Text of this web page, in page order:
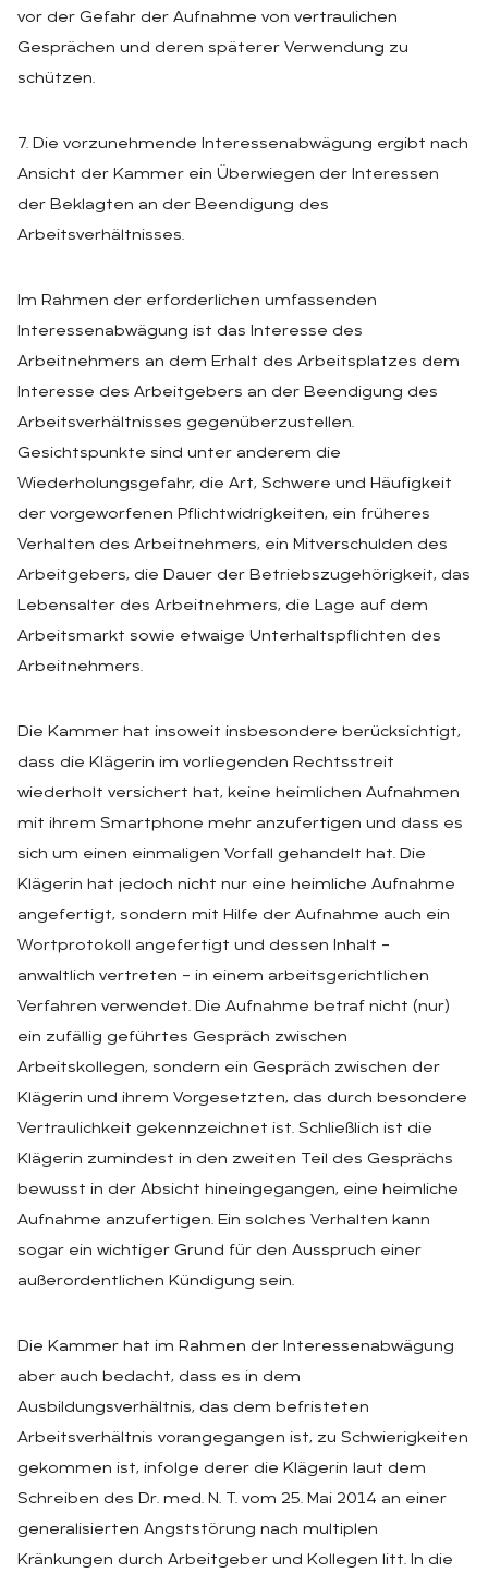
vor der Gefahr der Aufnahme von vertraulichen
Gesprächen und deren späterer Verwendung zu
schützen.
7. Die vorzunehmende Interessenabwägung ergibt nach
Ansicht der Kammer ein Überwiegen der Interessen
der Beklagten an der Beendigung des
Arbeitsverhältnisses.
Im Rahmen der erforderlichen umfassenden
Interessenabwägung ist das Interesse des
Arbeitnehmers an dem Erhalt des Arbeitsplatzes dem
Interesse des Arbeitgebers an der Beendigung des
Arbeitsverhältnisses gegenüberzustellen.
Gesichtspunkte sind unter anderem die
Wiederholungsgefahr, die Art, Schwere und Häufigkeit
der vorgeworfenen Pflichtwidrigkeiten, ein früheres
Verhalten des Arbeitnehmers, ein Mitverschulden des
Arbeitgebers, die Dauer der Betriebszugehörigkeit, das
Lebensalter des Arbeitnehmers, die Lage auf dem
Arbeitsmarkt sowie etwaige Unterhaltspflichten des
Arbeitnehmers.
Die Kammer hat insoweit insbesondere berücksichtigt,
dass die Klägerin im vorliegenden Rechtsstreit
wiederholt versichert hat, keine heimlichen Aufnahmen
mit ihrem Smartphone mehr anzufertigen und dass es
sich um einen einmaligen Vorfall gehandelt hat. Die
Klägerin hat jedoch nicht nur eine heimliche Aufnahme
angefertigt, sondern mit Hilfe der Aufnahme auch ein
Wortprotokoll angefertigt und dessen Inhalt –
anwaltlich vertreten – in einem arbeitsgerichtlichen
Verfahren verwendet. Die Aufnahme betraf nicht (nur)
ein zufällig geführtes Gespräch zwischen
Arbeitskollegen, sondern ein Gespräch zwischen der
Klägerin und ihrem Vorgesetzten, das durch besondere
Vertraulichkeit gekennzeichnet ist. Schließlich ist die
Klägerin zumindest in den zweiten Teil des Gesprächs
bewusst in der Absicht hineingegangen, eine heimliche
Aufnahme anzufertigen. Ein solches Verhalten kann
sogar ein wichtiger Grund für den Ausspruch einer
außerordentlichen Kündigung sein.
Die Kammer hat im Rahmen der Interessenabwägung
aber auch bedacht, dass es in dem
Ausbildungsverhältnis, das dem befristeten
Arbeitsverhältnis vorangegangen ist, zu Schwierigkeiten
gekommen ist, infolge derer die Klägerin laut dem
Schreiben des Dr. med. N. T. vom 25. Mai 2014 an einer
generalisierten Angststörung nach multiplen
Kränkungen durch Arbeitgeber und Kollegen litt. In die